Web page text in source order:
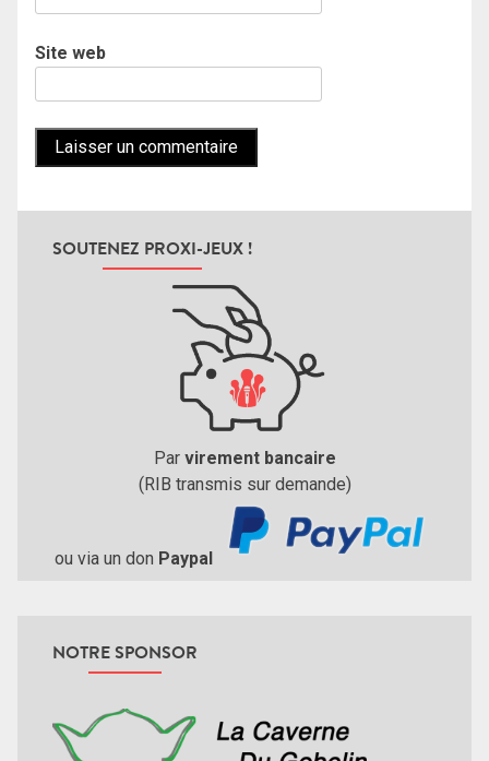
Site web
SOUTENEZ PROXI-JEUX !
Par virement bancaire
(RIB transmis sur demande)
ou via un don Paypal
NOTRE SPONSOR